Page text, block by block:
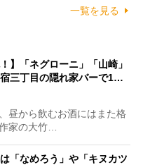
一覧を見る
】「ネグローニ」「山崎」
宿三丁目の隠れ家バーで1…
昼から飲むお酒にはまた格
家の大竹…
「なめろう」や「キヌカツ